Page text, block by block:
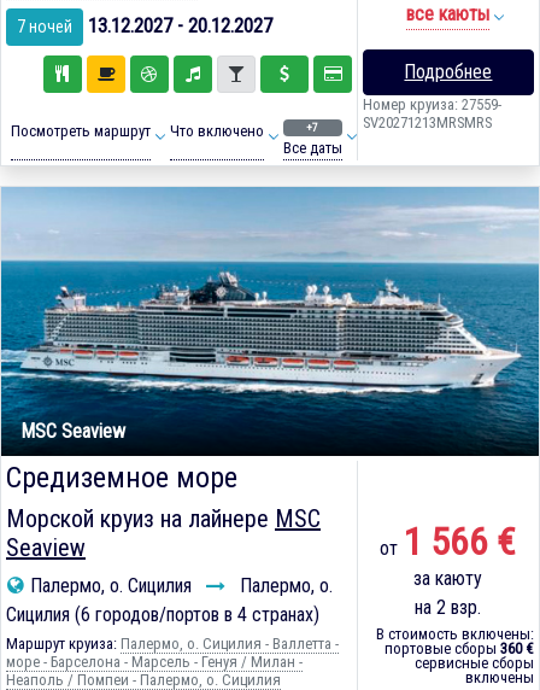
7 ночей 13.12.2027 - 20.12.2027
Посмотреть маршрут Что включено +7
Все даты
все каюты
Подробнее
Номер круиза: 27559-
SV20271213MRSMRS
MSC Seaview
Средиземное море
Морской круиз на лайнере MSC
Seaview
Палермо, о. Сицилия
Палермо, о.
Сицилия (6 городов/портов в 4 странах)
Маршрут круиза: Палермо, о. Сицилия - Валлетта -
море - Барселона - Марсель - Генуя / Милан -
Неаполь / Помпеи - Палермо, о. Сицилия
от 1 566 €
за каюту
на 2 взр.
В стоимость включены:
портовые сборы 360 €
сервисные сборы
включены